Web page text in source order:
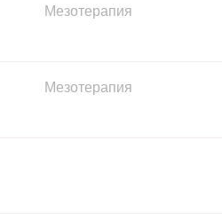
Мезотерапия
Мезотерапия